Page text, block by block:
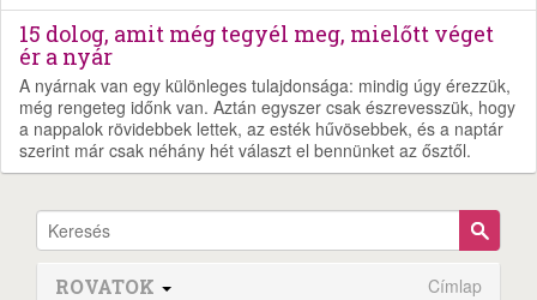
15 dolog, amit még tegyél meg, mielőtt véget
ér a nyár
A nyárnak van egy különleges tulajdonsága: mindig úgy érezzük,
még rengeteg időnk van. Aztán egyszer csak észrevesszük, hogy
a nappalok rövidebbek lettek, az esték hűvösebbek, és a naptár
szerint már csak néhány hét választ el bennünket az ősztől.
ROVATOK Címlap